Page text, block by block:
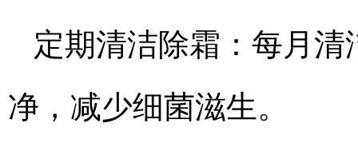
定期清洁除霜：每月
净，减少细菌滋生。